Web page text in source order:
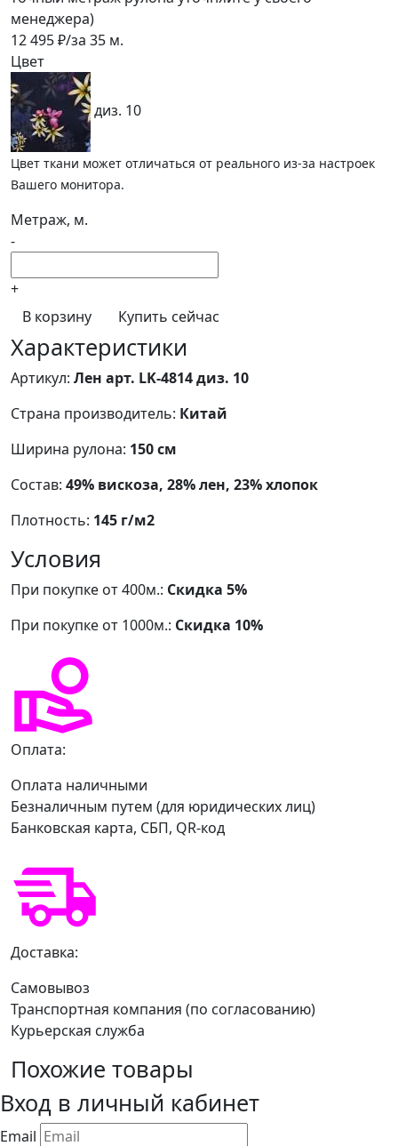
менеджера)
12 495₽/за 35 м.
Цвет
диз. 10
Цвет ткани может отличаться от реального из-за настроек
Вашего монитора.
Метраж, м.
-
+
В корзину
Купить сейчас
Характеристики
Артикул: Лен арт. LK-4814 диз. 10
Страна производитель: Китай
Ширина рулона: 150 см
Состав: 49% вискоза, 28% лен, 23% хлопок
Плотность: 145 г/м2
Условия
При покупке от 400м.: Скидка 5%
При покупке от 1000м.: Скидка 10%
Оплата:
Оплата наличными
Безналичным путем (для юридических лиц)
Банковская карта, СБП, QR-код
Доставка:
Самовывоз
Транспортная компания (по согласованию)
Курьерская служба
Похожие товары
Вход в личный кабинет
Email